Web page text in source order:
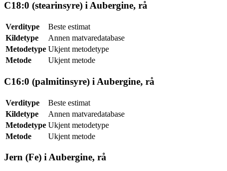
C18:0 (stearinsyre) i Aubergine, rå
Verditype
Beste estimat
Kildetype
Annen matvaredatabase
Metodetype Ukjent metodetype
Metode
Ukjent metode
C16:0 (palmitinsyre) i Aubergine, rå
Verditype
Beste estimat
Kildetype
Annen matvaredatabase
Metodetype Ukjent metodetype
Metode
Ukjent metode
Jern (Fe) i Aubergine, rå